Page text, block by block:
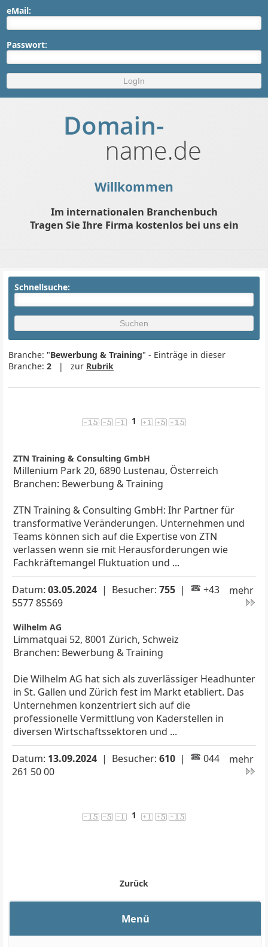
eMail:
Passwort:
Willkommen
Im internationalen Branchenbuch
Tragen Sie Ihre Firma kostenlos bei uns ein
Schnellsuche:
Branche: "Bewerbung & Training" - Einträge in dieser
Branche: 2| zur Rubrik
1
ZTN Training & Consulting GmbH
Millenium Park 20, 6890 Lustenau, Österreich
Branchen: Bewerbung & Training
ZTN Training & Consulting GmbH: Ihr Partner für
transformative Veränderungen. Unternehmen und
Teams können sich auf die Expertise von ZTN
verlassen wenn sie mit Herausforderungen wie
Fachkräftemangel Fluktuation und ...
Datum: 03.05.2024| Besucher: 755|
+43
5577 85569
mehr
Wilhelm AG
Limmatquai 52, 8001 Zürich, Schweiz
Branchen: Bewerbung & Training
Die Wilhelm AG hat sich als zuverlässiger Headhunter
in St. Gallen und Zürich fest im Markt etabliert. Das
Unternehmen konzentriert sich auf die
professionelle Vermittlung von Kaderstellen in
diversen Wirtschaftssektoren und ...
Datum: 13.09.2024| Besucher: 610|
044
261 50 00
mehr
1
Zurück
Menü